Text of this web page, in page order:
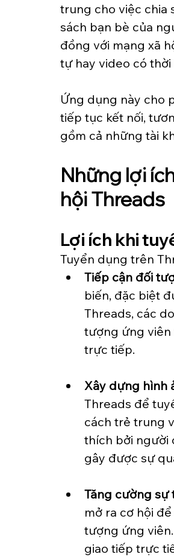
trung cho việc chia
sách bạn bè của
đồng với mạng xã
tự hay video có
Ứng dụng này cho
tiếp tục kết nối,
gồm cả những tài
Những lợi
hội Threads
Lợi ích khi
Tuyển dụng trên
Tiếp cận đối
biến, đặc biệt
Threads, các
tượng ứng viên
trực tiếp.
Xây dựng hình
Threads để
cách trẻ trung
thích bởi người
gây được sự
Tăng cường sự
mở ra cơ hội
tượng ứng
giao tiếp trực